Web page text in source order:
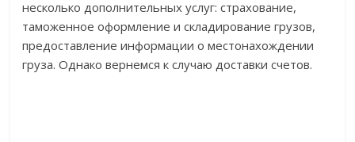
несколько дополнительных услуг: страхование,
таможенное оформление и складирование грузов,
предоставление информации о местонахождении
груза. Однако вернемся к случаю доставки счетов.